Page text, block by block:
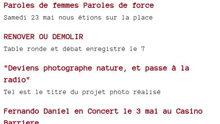
Paroles de femmes Paroles de force
Samedi 23 mai nous étions sur la place
RENOVER OU DEMOLIR
Table ronde et débat enregistré le 7
"Deviens photographe nature, et passe à la
radio"
Tel est le titre du projet photo réalisé
Fernando Daniel en Concert le 3 mai au Casino